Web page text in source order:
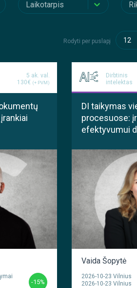
Laikotarpis
Rodyti per puslapį 12
5 ak. val.
130€ (+ PVM)
-15%
Dirbtinis
intelektas
DI taikymas
procesuose:
efektyvumui
Vaida Šopytė
2026-10-23 Vilnius
2026-10-23 Vilnius